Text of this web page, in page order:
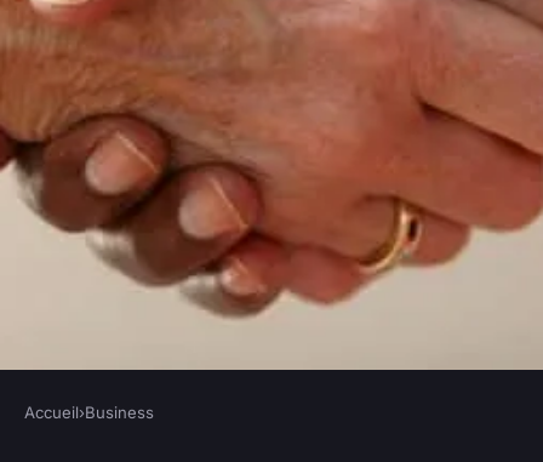
Accueil›Business